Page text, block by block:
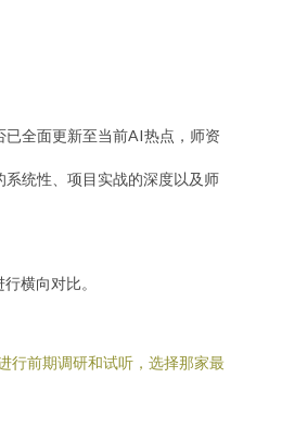
全面更新至当前AI热点，师资
统性、项目实战的深度以及师
横向对比。
行前期调研和试听，选择那家最